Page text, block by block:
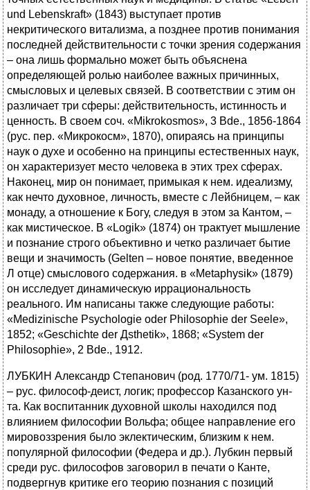
und Lebenskraft» (1843) выступает против
некритического витализма, а позднее против понимания
последней действительности с точки зрения содержания
– она лишь формально может быть объяснена
определяющей ролью наиболее важных причинных,
смысловых и целевых связей. В соответствии с этим он
различает три сферы: действительность, истинность и
ценность. В своем соч. «Mikrokosmos», 3 Bde., 1856-1864
(рус. пер. «Микрокосм», 1870), опираясь на принципы
наук о духе и особенно на принципы естественных наук,
он характеризует место человека в этих трех сферах.
Наконец, мир он понимает, примыкая к нем. идеализму,
как нечто духовное, личность, вместе с Лейбницем, – как
монаду, а отношение к Богу, следуя в этом за Кантом, –
как мистическое. В «Logik» (1874) он трактует мышление
и познание строго объективно и четко различает бытие
вещи и значимость (Gelten – новое понятие, введенное
Л отце) смыслового содержания. в «Metaphysik» (1879)
он исследует динамическую иррациональность
реального. Им написаны также следующие работы:
«Medizinische Psychologie oder Philosophie der Seele»,
1852; «Geschichte der Дsthetik», 1868; «System der
Philosophie», 2 Bde., 1912.
ЛУБКИН Александр Степанович (род. 1770/71- ум. 1815)
– рус. философ-деист, логик; профессор Казанского ун-
та. Как воспитанник духовной школы находился под
влиянием философии Вольфа; общее направление его
мировоззрения было эклектическим, близким к нем.
популярной философии (Федера и др.). Лубкин первый
среди рус. философов заговорил в печати о Канте,
подвергнув критике его теорию познания с позиций